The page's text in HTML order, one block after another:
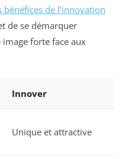
bénéfices de l’innovation
de se démarquer
forte face aux
Innover
Unique et attractive